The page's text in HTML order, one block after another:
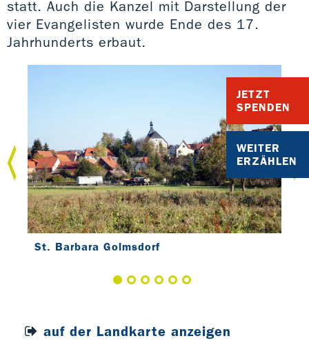
JETZT
SPENDEN
WEITER
ERZÄHLEN
statt. Auch die Kanzel mit Darstellung der
vier Evangelisten wurde Ende des 17.
Jahrhunderts erbaut.
St. Barbara Golmsdorf
auf der Landkarte anzeigen